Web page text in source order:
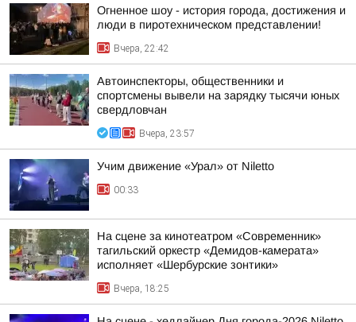
Огненное шоу - история города, достижения и
люди в пиротехническом представлении!
Вчера, 22:42
Автоинспекторы, общественники и
спортсмены вывели на зарядку тысячи юных
свердловчан
Вчера, 23:57
Учим движение «Урал» от Niletto
00:33
На сцене за кинотеатром «Современник»
тагильский оркестр «Демидов-камерата»
исполняет «Шербурские зонтики»
Вчера, 18:25